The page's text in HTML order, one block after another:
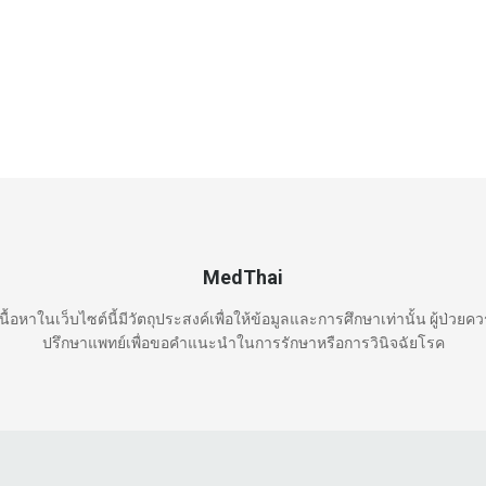
MedThai
อหาในเว็บไซต์นี้มีวัตถุประสงค์เพื่อให้ข้อมูลและการศึกษาเท่านั้น ผู้ป่วยค
ปรึกษาแพทย์เพื่อขอคำแนะนำในการรักษาหรือการวินิจฉัยโรค